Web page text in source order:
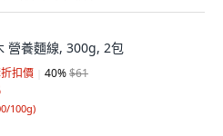
營養麵線, 300g, 2包
扣價 40%$61
100g)